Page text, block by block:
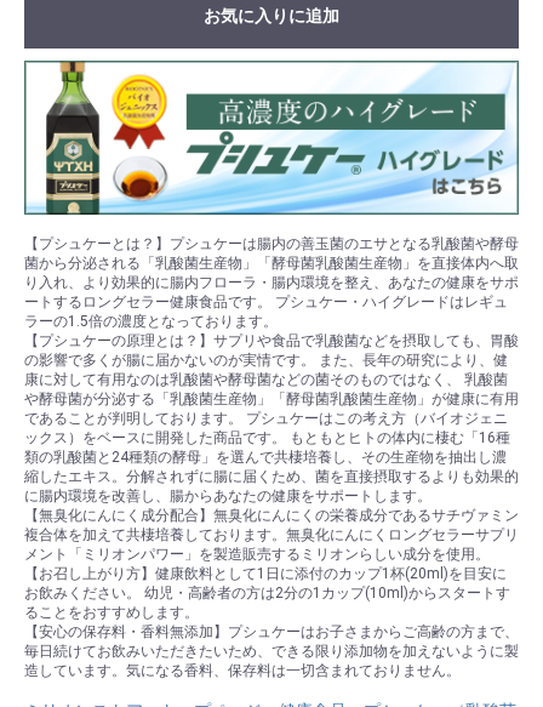
お気に入りに追加
【プシュケーとは？】プシュケーは腸内の善玉菌のエサとなる乳酸菌や酵母
菌から分泌される「乳酸菌生産物」「酵母菌乳酸菌生産物」を直接体内へ取
り入れ、より効果的に腸内フローラ・腸内環境を整え、あなたの健康をサポ
ートするロングセラー健康食品です。 プシュケー・ハイグレードはレギュ
ラーの1.5倍の濃度となっております。
【プシュケーの原理とは？】サプリや食品で乳酸菌などを摂取しても、胃酸
の影響で多くが腸に届かないのが実情です。 また、長年の研究により、健
康に対して有用なのは乳酸菌や酵母菌などの菌そのものではなく、 乳酸菌
や酵母菌が分泌する「乳酸菌生産物」「酵母菌乳酸菌生産物」が健康に有用
であることが判明しております。 プシュケーはこの考え方（バイオジェニ
ックス）をベースに開発した商品です。 もともとヒトの体内に棲む「16種
類の乳酸菌と24種類の酵母」を選んで共棲培養し、その生産物を抽出し濃
縮したエキス。分解されずに腸に届くため、菌を直接摂取するよりも効果的
に腸内環境を改善し、腸からあなたの健康をサポートします。
【無臭化にんにく成分配合】無臭化にんにくの栄養成分であるサチヴァミン
複合体を加えて共棲培養しております。無臭化にんにくロングセラーサプリ
メント「ミリオンパワー」を製造販売するミリオンらしい成分を使用。
【お召し上がり方】健康飲料として1日に添付のカップ1杯(20ml)を目安に
お飲みください。 幼児・高齢者の方は2分の1カップ(10ml)からスタートす
ることをおすすめします。
【安心の保存料・香料無添加】プシュケーはお子さまからご高齢の方まで、
毎日続けてお飲みいただきたいため、できる限り添加物を加えないように製
造しています。気になる香料、保存料は一切含まれておりません。